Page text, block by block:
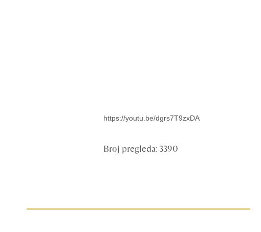
https://youtu.be/dgrs7T9zxDA
Broj pregleda: 3390